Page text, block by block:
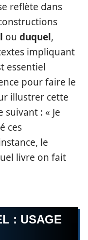
reflète dans
ou duquel,
impliquant
essentiel
pour faire le
illustrer cette
suivant : « Je
ces
le
livre on fait
: USAGE